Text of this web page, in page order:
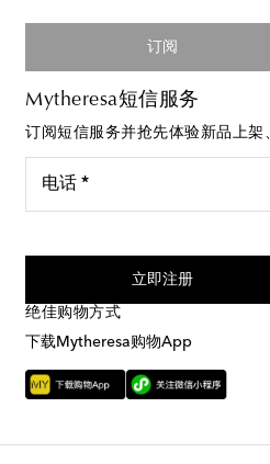
订阅
Mytheresa短信服务
订阅短信服务并抢先体验新品上架
电话 *
立即注册
绝佳购物方式
下载Mytheresa购物App